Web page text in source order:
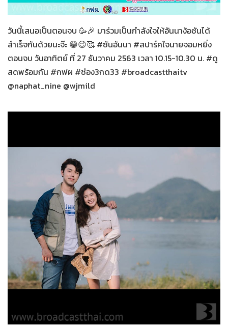
27-12-2563 สปาร์คใจนายจอมหยิ่ง
วันนี้เสนอเป็นตอนจบ 🥳🎉 มาร่วมเป็นกำลังใจให้อันนาง้อซันได้
สำเร็จกันด้วยนะจ๊ะ 😁😉🥰 #ซันอันนา #สปาร์คใจนายจอมหยิ่ง
ตอนจบ วันอาทิตย์ ที่ 27 ธันวาคม 2563 เวลา 10.15-10.30 น. #ดู
สดพร้อมกัน #กฟผ #ช่อง3กด33 #broadcastthaitv
@naphat_nine @wjmild
27-12-2563 สปาร์คใจนายจอมหยิ่ง